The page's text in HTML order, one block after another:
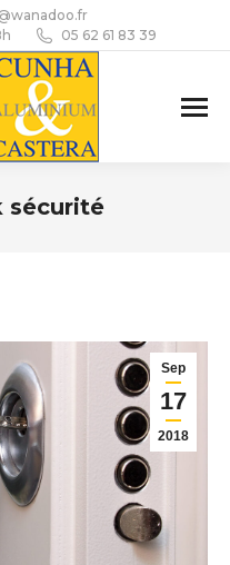
05 62 61 83 39
sécurité
Sep
17
2018